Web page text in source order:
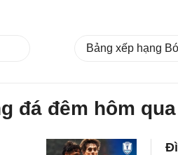
Bảng xếp hạng
đá đêm hôm